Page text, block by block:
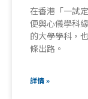
在香港「一試
便與心儀學科
的大學學科，
條出路。
詳情 »